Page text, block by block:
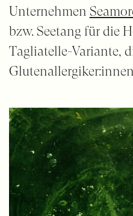
Unternehmen
bzw. Seetang für die
Tagliatelle-Variante,